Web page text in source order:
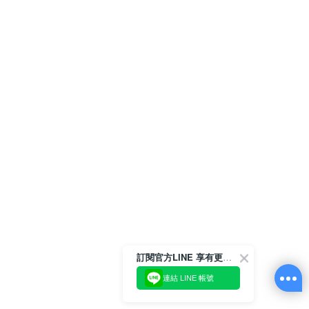
訂閱官方LINE 享有更多優惠
連結 LINE 帳號